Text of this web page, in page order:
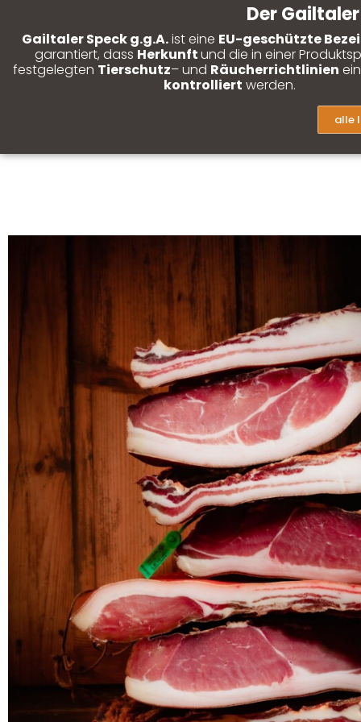
Der
Gailtaler Speck g.g.A.ist eine EU-geschützte
garantiert, dass Herkunftund die in einer
festgelegten Tierschutz– und Räucherrichtlinien
kontrolliert werden.
alle